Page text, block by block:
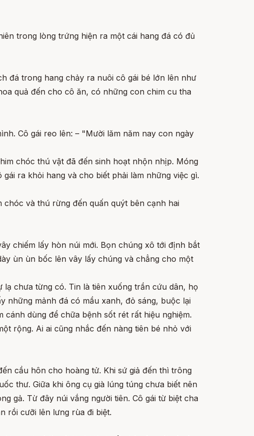
trong lòng trứng hiện ra một cái hang đá có đủ
đá trong hang chảy ra nuôi cô gái bé lớn lên như
quả đến cho cô ăn, có những con chim cu tha
Cô gái reo lên: – "Mười lăm năm nay con ngày
chóc thú vật đã đến sinh hoạt nhộn nhịp. Móng
ra khỏi hang và cho biết phải làm những việc gì.
chóc và thú rừng đến quấn quýt bên cạnh hai
chiếm lấy hòn núi mới. Bọn chúng xô tới định bắt
ùn ùn bốc lên vây lấy chúng và chẳng cho một
chưa từng có. Tin là tiên xuống trần cứu dân, họ
những mảnh đá có mầu xanh, đỏ sáng, buộc lại
dùng để chữa bệnh sốt rét rất hiệu nghiệm.
rộng. Ai ai cũng nhắc đến nàng tiên bé nhỏ với
cầu hôn cho hoàng tử. Khi sứ giả đến thì trông
thư. Giữa khi ông cụ già lúng túng chưa biết nên
gả. Từ đây núi vắng người tiên. Cô gái từ biệt cha
rồi cưỡi lên lưng rùa đi biệt.